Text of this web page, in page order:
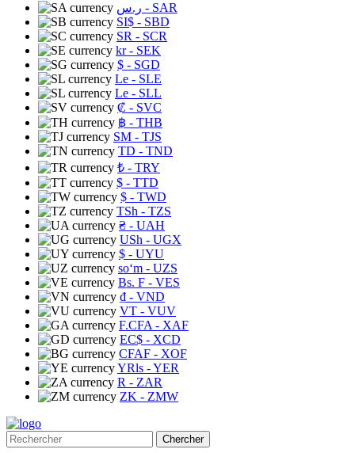
ر.س - SAR
SI$ - SBD
SR - SCR
kr- SEK
$ - SGD
Le - SLE
Le - SLL
₡ - SVC
฿ - THB
ЅМ - TJS
TD - TND
₺ - TRY
$ - TTD
$ - TWD
TSh - TZS
₴ - UAH
USh - UGX
$ - UYU
soʻm - UZS
Bs. F - VES
₫ - VND
VT - VUV
F.CFA - XAF
EC$ - XCD
CFAF - XOF
YRls - YER
R - ZAR
ZK - ZMW
Chercher